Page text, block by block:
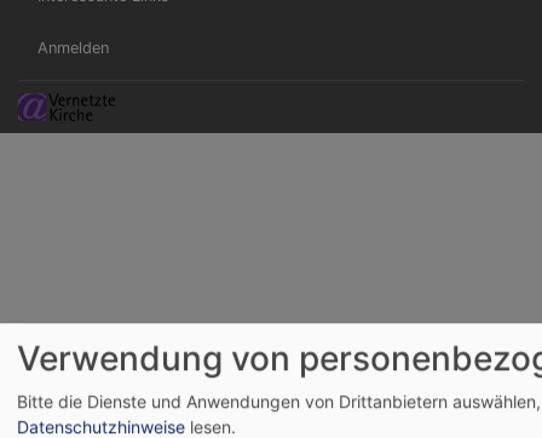
Benutzermenü
Anmelden
Verwendung von
Bitte die Dienste und Anwendungen von Drittanbietern
Datenschutzhinweise lesen.